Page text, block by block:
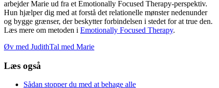
arbejder Marie ud fra et Emotionally Focused Therapy-perspektiv.
Hun hjælper dig med at forstå det relationelle mønster nedenunder
og bygge grænser, der beskytter forbindelsen i stedet for at true den.
Læs mere om metoden i Emotionally Focused Therapy.
Øv med JudithTal med Marie
Læs også
Sådan stopper du med at behage alle